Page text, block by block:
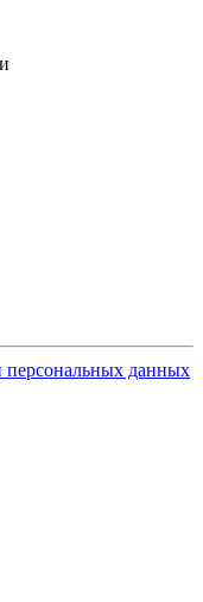
персональных данных